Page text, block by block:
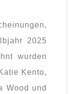
2025
wurden
Kento,
Wood und